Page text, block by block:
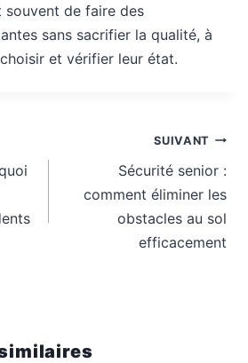
souvent de faire des
sans sacrifier la qualité, à
et vérifier leur état.
SUIVANT
Sécurité senior :
comment éliminer les
obstacles au sol
efficacement